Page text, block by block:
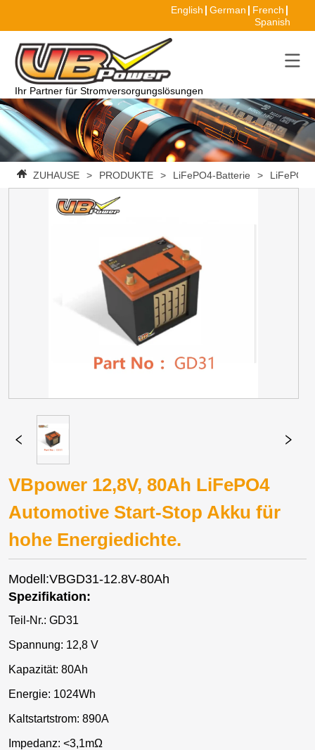
English German
French
Spanish
Ihr Partner für Stromversorgungslösungen
ZUHAUSE > PRODUKTE > LiFePO4-Batterie > LiFePO4
VBpower 12,8V, 80Ah LiFePO4
Automotive Start-Stop Akku für
hohe Energiedichte.
Modell:VBGD31-12.8V-80Ah
Spezifikation:
Teil-Nr.: GD31
Spannung: 12,8 V
Kapazität: 80Ah
Energie: 1024Wh
Kaltstartstrom: 890A
Impedanz: <3,1mΩ